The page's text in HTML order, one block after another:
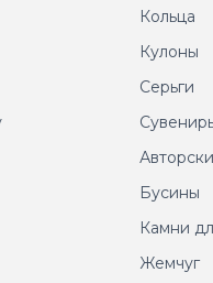
Кольца
Кулоны
Серьги
Бусины
Камни
Жемчуг